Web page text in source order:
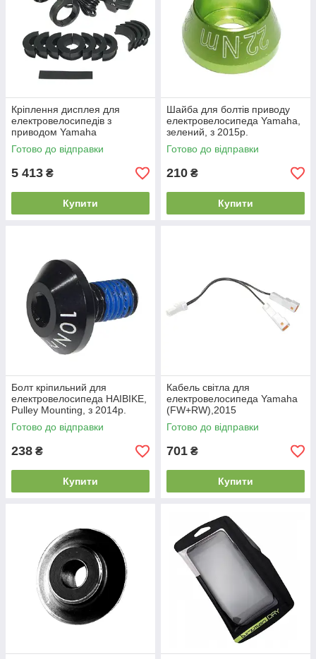
Кріплення дисплея для
електровелосипедів з
приводом Yamaha
Готово до відправки
5 413 ₴
Купити
Шайба для болтів приводу
електровелосипеда Yamaha,
зелений, з 2015р.
Готово до відправки
210 ₴
Купити
Болт кріпильний для
електровелосипеда HAIBIKE,
Pulley Mounting, з 2014р.
Готово до відправки
238 ₴
Купити
Кабель світла для
електровелосипеда Yamaha
(FW+RW),2015
Готово до відправки
701 ₴
Купити